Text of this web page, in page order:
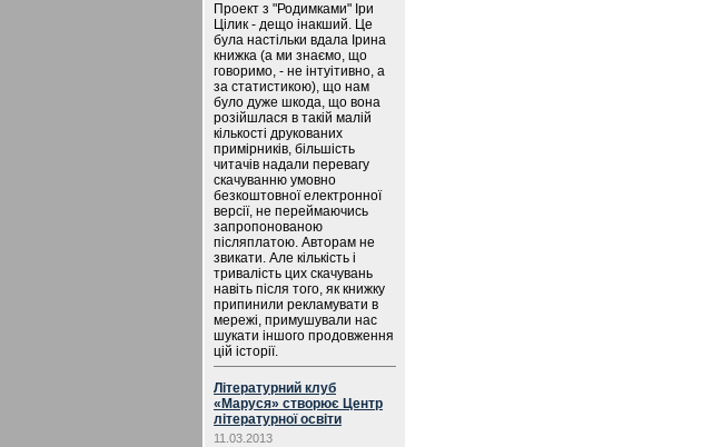
Проект з "Родимками" Іри
Цілик - дещо інакший. Це
була настільки вдала Ірина
книжка (а ми знаємо, що
говоримо, - не інтуітивно, а
за статистикою), що нам
було дуже шкода, що вона
розійшлася в такій малій
кількості друкованих
примірників, більшість
читачів надали перевагу
скачуванню умовно
безкоштовної електронної
версії, не переймаючись
запропонованою
післяплатою. Авторам не
звикати. Але кількість і
тривалість цих скачувань
навіть після того, як книжку
припинили рекламувати в
мережі, примушували нас
шукати іншого продовження
цій історії.
Літературний клуб
«Маруся» створює Центр
літературної освіти
11.03.2013